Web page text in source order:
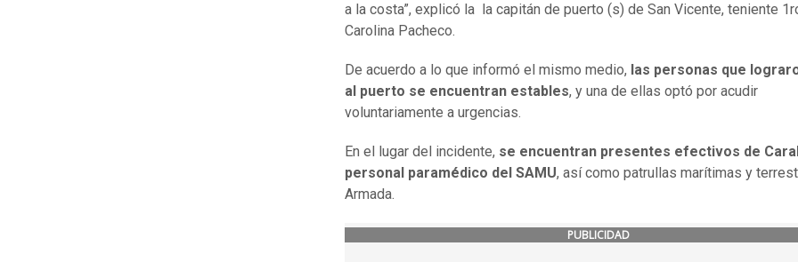
a la costa”, explicó la la capitán de puerto (s) de San Vicente, teniente
Carolina Pacheco.
De acuerdo a lo que informó el mismo medio, las personas que
al puerto se encuentran estables, y una de ellas optó por acudir
voluntariamente a urgencias.
En el lugar del incidente, se encuentran presentes efectivos de
personal paramédico del SAMU, así como patrullas marítimas y
Armada.
PUBLICIDAD